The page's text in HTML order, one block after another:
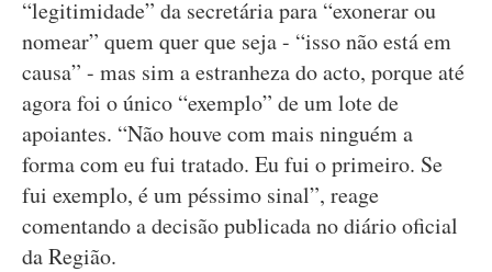
“legitimidade” da secretária para “exonerar ou
nomear” quem quer que seja - “isso não está em
causa” - mas sim a estranheza do acto, porque até
agora foi o único “exemplo” de um lote de
apoiantes. “Não houve com mais ninguém a
forma com eu fui tratado. Eu fui o primeiro. Se
fui exemplo, é um péssimo sinal”, reage
comentando a decisão publicada no diário oficial
da Região.